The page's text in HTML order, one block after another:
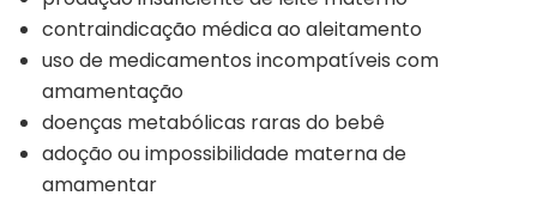
contraindicação médica ao aleitamento
uso de medicamentos incompatíveis com
amamentação
doenças metabólicas raras do bebê
adoção ou impossibilidade materna de
amamentar